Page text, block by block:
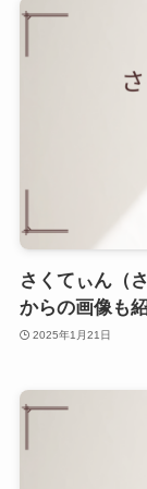
さくてぃん（
からの画像も
2025年1月21日